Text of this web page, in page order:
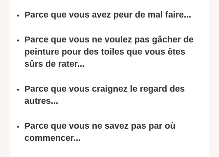
Parce que vous avez peur de mal faire...
Parce que vous ne voulez pas gâcher de
peinture pour des toiles que vous êtes
sûrs de rater...
Parce que vous craignez le regard des
autres...
Parce que vous ne savez pas par où
commencer...